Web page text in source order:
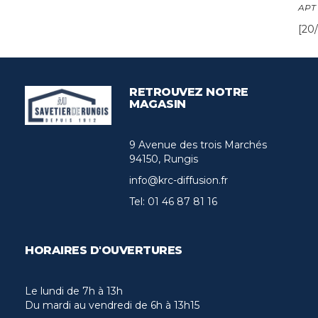
APT
RETROUVEZ NOTRE
MAGASIN
9 Avenue des trois Marchés
94150, Rungis
info@krc-diffusion.fr
Tel: 01 46 87 81 16
HORAIRES D'OUVERTURES
Le lundi de 7h à 13h
Du mardi au vendredi de 6h à 13h15